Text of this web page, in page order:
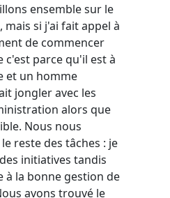
ensemble sur le
mais si j'ai fait appel à
de commencer
c'est parce qu'il est à
et un homme
jongler avec les
alors que
Nous nous
reste des tâches : je
initiatives tandis
à la bonne gestion de
avons trouvé le